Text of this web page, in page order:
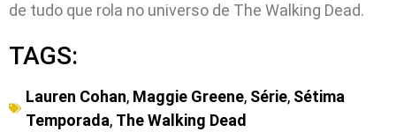
de tudo que rola no universo de The Walking Dead.
TAGS:
Lauren Cohan, Maggie Greene, Série, Sétima
Temporada, The Walking Dead